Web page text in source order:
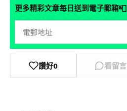
更多精彩文章每日送到電子郵箱📮
讚好0 看留言